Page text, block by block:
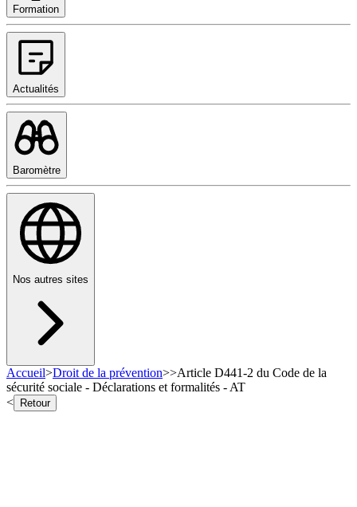
Formation
Actualités
Baromètre
Nos autres sites
Accueil>Droit de la prévention>>Article D441-2 du Code de la
sécurité sociale - Déclarations et formalités - AT
<
Retour